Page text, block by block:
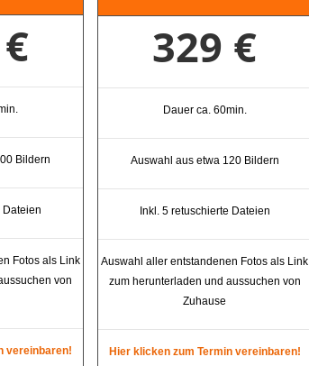
329 €
Dauer ca. 60min.
Auswahl aus etwa 120 Bildern
Inkl. 5 retuschierte Dateien
Auswahl aller entstandenen Fotos als Link
zum herunterladen und aussuchen von
Zuhause
Hier klicken zum Termin vereinbaren!
Bildern
Dateien
Fotos als Link
von
vereinbaren!